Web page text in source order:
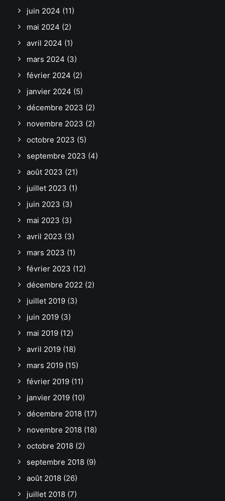
juin 2024 (11)
mai 2024 (2)
avril 2024 (1)
mars 2024 (3)
février 2024 (2)
janvier 2024 (5)
décembre 2023 (2)
novembre 2023 (2)
octobre 2023 (5)
septembre 2023 (4)
août 2023 (21)
juillet 2023 (1)
juin 2023 (3)
mai 2023 (3)
avril 2023 (3)
mars 2023 (1)
février 2023 (12)
décembre 2022 (2)
juillet 2019 (3)
juin 2019 (3)
mai 2019 (12)
avril 2019 (18)
mars 2019 (15)
février 2019 (11)
janvier 2019 (10)
décembre 2018 (17)
novembre 2018 (18)
octobre 2018 (2)
septembre 2018 (9)
août 2018 (26)
juillet 2018 (7)